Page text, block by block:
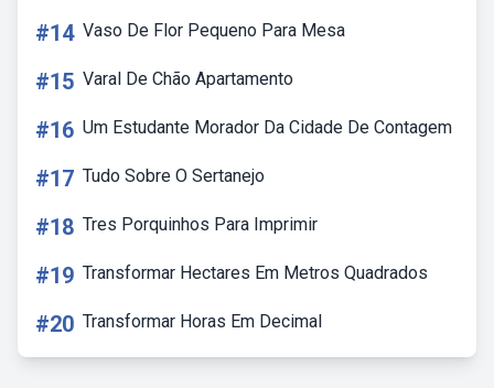
#14 Vaso De Flor Pequeno Para Mesa
#15 Varal De Chão Apartamento
#16 Um Estudante Morador Da Cidade De Contagem
#17 Tudo Sobre O Sertanejo
#18 Tres Porquinhos Para Imprimir
#19 Transformar Hectares Em Metros Quadrados
#20 Transformar Horas Em Decimal